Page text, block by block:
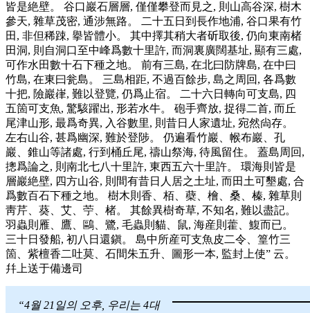
皆是絶壁。 谷口巖石層層, 僅僅攀登而見之, 則山高谷深, 樹木
參天, 雜草茂密, 通涉無路。 二十五日到長作地浦, 谷口果有竹
田, 非但稀踈, 擧皆體小。 其中擇其稍大者斫取後, 仍向東南楮
田洞, 則自洞口至中峰爲數十里許, 而洞裏廣闊基址, 顯有三處,
可作水田數十石下種之地。 前有三島, 在北曰防牌島, 在中曰
竹島, 在東曰瓮島。 三島相距, 不過百餘步, 島之周回, 各爲數
十把, 險巖嵂, 難以登覽, 仍爲止宿。 二十六日轉向可支島, 四
五箇可支魚, 驚駭躍出, 形若水牛。 砲手齊放, 捉得二首, 而丘
尾津山形, 最爲奇異, 入谷數里, 則昔日人家遺址, 宛然尙存。
左右山谷, 甚爲幽深, 難於登陟。 仍遍看竹巖、帿布巖、孔
巖、錐山等諸處, 行到桶丘尾, 禱山祭海, 待風留住。 蓋島周回,
摠爲論之, 則南北七八十里許, 東西五六十里許。 環海則皆是
層巖絶壁, 四方山谷, 則間有昔日人居之土址, 而田土可墾處, 合
爲數百石下種之地。 樹木則香、栢、蘗、檜、桑、榛, 雜草則
靑芹、葵、艾、苧、楮。 其餘異樹奇草, 不知名, 難以盡記。
羽蟲則雁、鷹、鷗、鷺, 毛蟲則貓、鼠, 海産則藿、鰒而已。
三十日發船, 初八日還鎭。 島中所産可支魚皮二令、篁竹三
箇、紫檀香二吐莫、石間朱五升、圖形一本, 監封上使” 云。
幷上送于備邊司
“4월 21일의 오후, 우리는 4대